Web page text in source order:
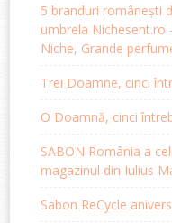
5 branduri românești
umbrela Nichesent.ro
Niche, Grande
Trei Doamne, cinci
O Doamnă, cinci
SABON România a
magazinul din Iulius
Sabon ReCycle